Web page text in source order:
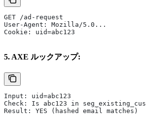
GET /ad-request
User-Agent: Mozilla/5.0...
Cookie: uid=abc123
5. AXE ルックアップ:
Input: uid=abc123
Check: Is abc123 in
Result: YES (hashed email matches)